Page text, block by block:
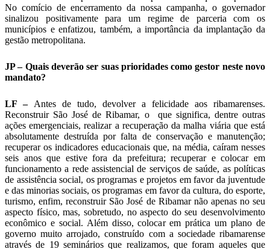
No comício de encerramento da nossa campanha, o governador
sinalizou positivamente para um regime de parceria com os
municípios e enfatizou, também, a importância da implantação da
gestão metropolitana.
JP – Quais deverão ser suas prioridades como gestor neste novo
mandato?
LF – Antes de tudo, devolver a felicidade aos ribamarenses.
Reconstruir São José de Ribamar, o que significa, dentre outras
ações emergenciais, realizar a recuperação da malha viária que está
absolutamente destruída por falta de conservação e manutenção;
recuperar os indicadores educacionais que, na média, caíram nesses
seis anos que estive fora da prefeitura; recuperar e colocar em
funcionamento a rede assistencial de serviços de saúde, as políticas
de assistência social, os programas e projetos em favor da juventude
e das minorias sociais, os programas em favor da cultura, do esporte,
turismo, enfim, reconstruir São José de Ribamar não apenas no seu
aspecto físico, mas, sobretudo, no aspecto do seu desenvolvimento
econômico e social. Além disso, colocar em prática um plano de
governo muito arrojado, construído com a sociedade ribamarense
através de 19 seminários que realizamos, que foram aqueles que